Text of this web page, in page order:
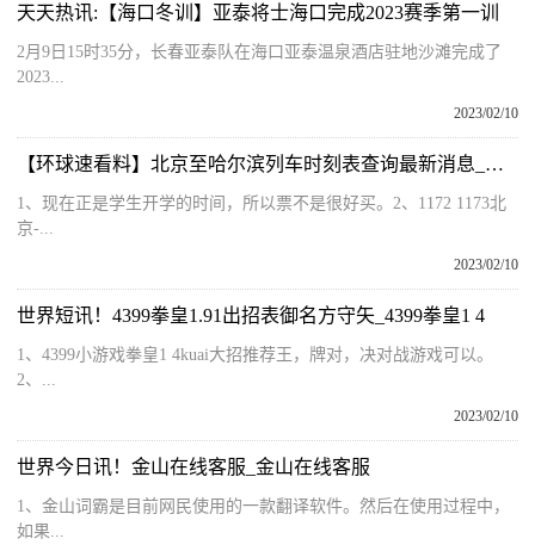
天天热讯:【海口冬训】亚泰将士海口完成2023赛季第一训
2月9日15时35分，长春亚泰队在海口亚泰温泉酒店驻地沙滩完成了
2023...
2023/02/10
【环球速看料】北京至哈尔滨列车时刻表查询最新消息_北京至哈尔滨列车时刻表
1、现在正是学生开学的时间，所以票不是很好买。2、1172 1173北
京-...
2023/02/10
世界短讯！4399拳皇1.91出招表御名方守矢_4399拳皇1 4
1、4399小游戏拳皇1 4kuai大招推荐王，牌对，决对战游戏可以。
2、...
2023/02/10
世界今日讯！金山在线客服_金山在线客服
1、金山词霸是目前网民使用的一款翻译软件。然后在使用过程中，
如果...